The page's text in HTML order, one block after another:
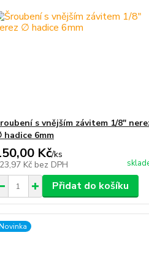
s vnějším závitem 1/8"
hadice 6mm
Kč/ks
Kč bez DPH
Přidat do košíku
Novinka